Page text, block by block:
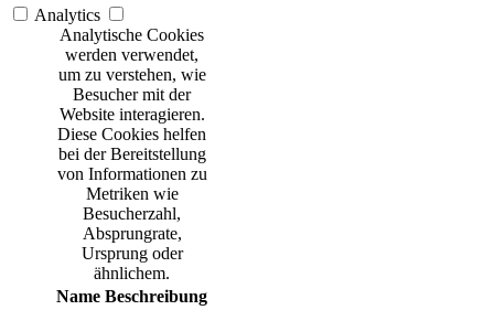
Analytics
Analytische Cookies
werden verwendet,
um zu verstehen, wie
Besucher mit der
Website interagieren.
Diese Cookies helfen
bei der Bereitstellung
von Informationen zu
Metriken wie
Besucherzahl,
Absprungrate,
Ursprung oder
ähnlichem.
Name Beschreibung